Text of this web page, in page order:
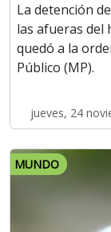
La detención
las afueras del
quedó a la
Público (MP).
jueves, 24
MUNDO